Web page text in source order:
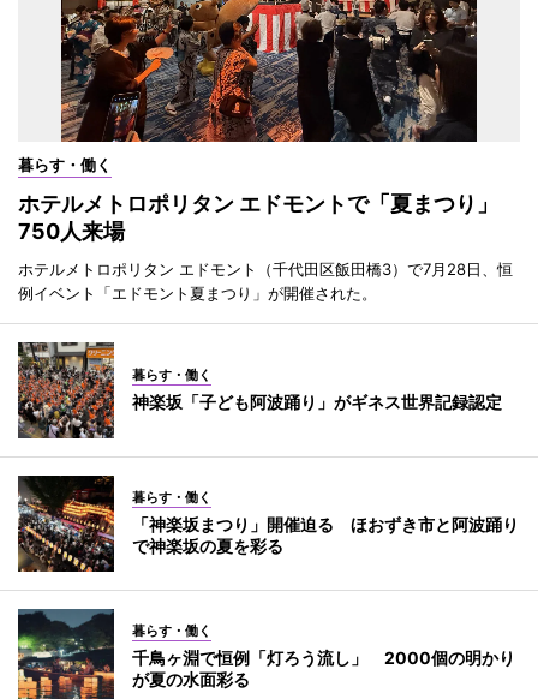
暮らす・働く
ホテルメトロポリタン エドモントで「夏まつり」
750人来場
ホテルメトロポリタン エドモント（千代田区飯田橋3）で7月28日、恒
例イベント「エドモント夏まつり」が開催された。
暮らす・働く
神楽坂「子ども阿波踊り」がギネス世界記録認定
暮らす・働く
「神楽坂まつり」開催迫る ほおずき市と阿波踊り
で神楽坂の夏を彩る
暮らす・働く
千鳥ヶ淵で恒例「灯ろう流し」 2000個の明かり
が夏の水面彩る